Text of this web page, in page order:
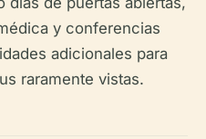
y conferencias
adicionales para
raramente vistas.